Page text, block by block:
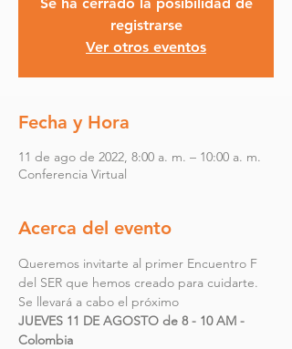
registrarse
Ver otros eventos
Fecha y Hora
11 de ago de 2022, 8:00 a. m. – 10:00 a. m.
Conferencia Virtual
Acerca del evento
Queremos invitarte al primer Encuentro F
del SER que hemos creado para cuidarte.
Se llevará a cabo el próximo
JUEVES 11 DE AGOSTO de 8 - 10 AM -
Colombia